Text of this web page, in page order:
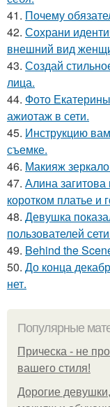
41. Почему
42. Сохрани
внешний вид
43. Создай
лица.
44. Фото
ажиотаж в сети.
45. Инструкцию
съемке.
46. Макияж
47. Алина
коротком платье и
48. Девушка
пользователей
49. Behind the
50. До конца
нет.
Популярные
Прическа - не
вашего стиля!
Дорогие